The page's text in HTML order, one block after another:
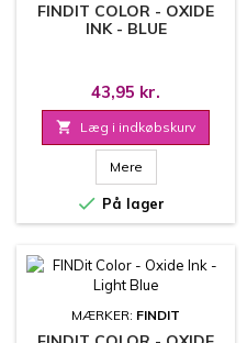
FINDIT COLOR - OXIDE
INK - BLUE
43,95 kr.
 Læg i indkøbskurv
Mere
 På lager
MÆRKER: FINDIT